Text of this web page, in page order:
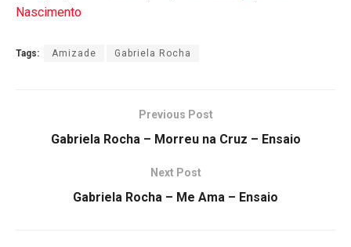
Nascimento
Tags: Amizade Gabriela Rocha
Previous Post
Gabriela Rocha – Morreu na Cruz – Ensaio
Next Post
Gabriela Rocha – Me Ama – Ensaio